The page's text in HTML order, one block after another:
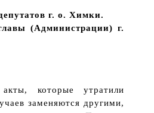
г. о. Химки.
(Администрации) г.
акты, которые утратили
заменяются другими,